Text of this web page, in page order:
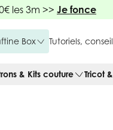
les 3m >> Je fonce
Box Tutoriels,
& Kits couture Tricot